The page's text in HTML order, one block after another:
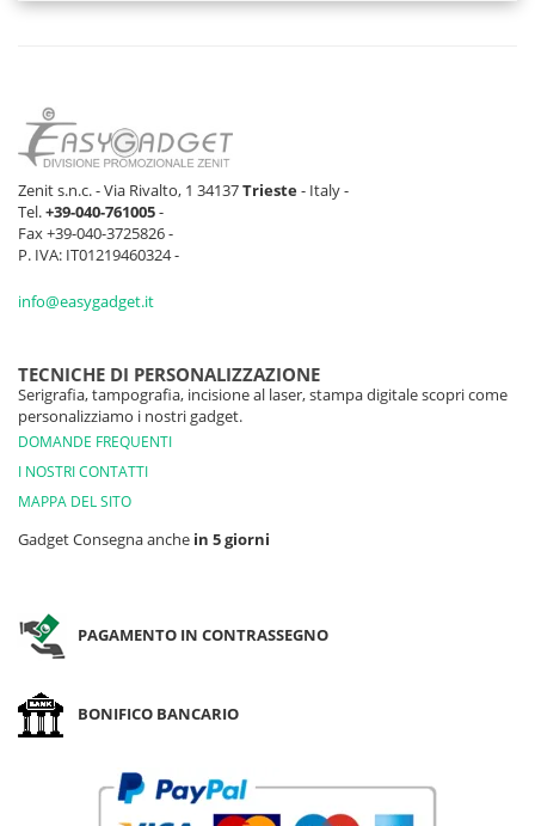
Zenit s.n.c. - Via Rivalto, 1 34137Trieste- Italy -
Tel.+39-040-761005-
Fax +39-040-3725826 -
P. IVA: IT01219460324 -
info@easygadget.it
TECNICHE DI PERSONALIZZAZIONE
Serigrafia, tampografia, incisione al laser, stampa digitale scopri come
personalizziamo i nostri gadget.
DOMANDE FREQUENTI
I NOSTRI CONTATTI
MAPPA DEL SITO
Gadget Consegna anche in 5 giorni
PAGAMENTO IN CONTRASSEGNO
BONIFICO BANCARIO